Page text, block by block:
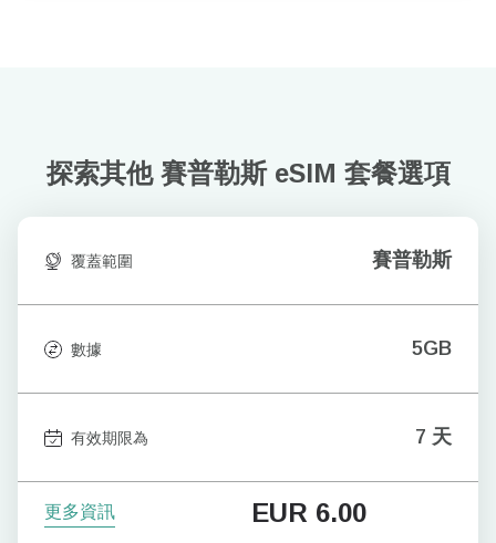
探索其他 賽普勒斯 eSIM 套餐選項
覆蓋範圍 賽普勒斯
數據 5GB
有效期限為 7 天
更多資訊 EUR 6.00